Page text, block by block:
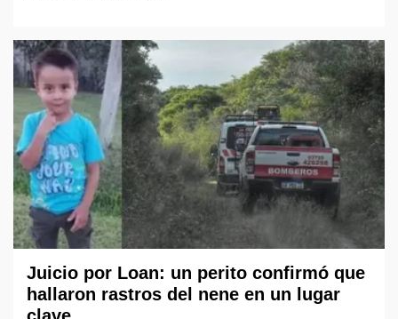
Juicio por Loan: un perito confirmó que
hallaron rastros del nene en un lugar